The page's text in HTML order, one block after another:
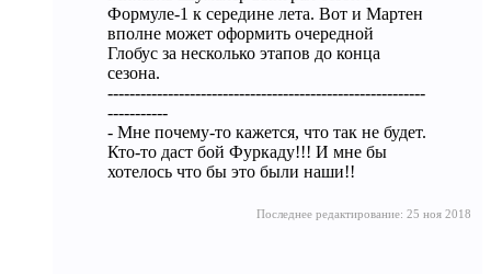
Формуле-1 к середине лета. Вот и Мартен
вполне может оформить очередной
Глобус за несколько этапов до конца
сезона.
----------------------------------------------------------
-----------
- Мне почему-то кажется, что так не будет.
Кто-то даст бой Фуркаду!!! И мне бы
хотелось что бы это были наши!!
Последнее редактирование: 25 ноя 2018